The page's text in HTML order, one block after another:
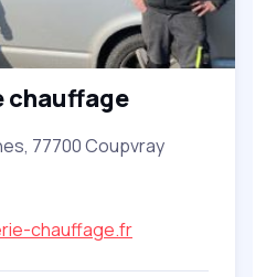
chauffage
77700 Coupvray
chauffage.fr